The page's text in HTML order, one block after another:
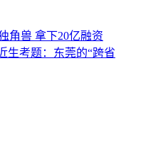
角兽 拿下20亿融资
生考题：东莞的“跨省